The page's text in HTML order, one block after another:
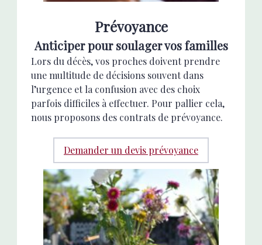
Prévoyance
Anticiper pour soulager vos familles
Lors du décès, vos proches doivent prendre
une multitude de décisions souvent dans
l’urgence et la confusion avec des choix
parfois difficiles à effectuer. Pour pallier cela,
nous proposons des contrats de prévoyance.
Demander un devis prévoyance